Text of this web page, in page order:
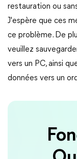
restauration ou
J'espère que ces
ce problème. De
veuillez
vers un PC, ainsi
données vers un